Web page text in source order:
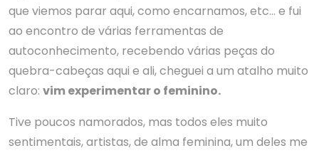
que viemos parar aqui, como encarnamos, etc… e fui
ao encontro de várias ferramentas de
autoconhecimento, recebendo várias peças do
quebra-cabeças aqui e ali, cheguei a um atalho muito
claro: vim experimentar o feminino.
Tive poucos namorados, mas todos eles muito
sentimentais, artistas, de alma feminina, um deles me